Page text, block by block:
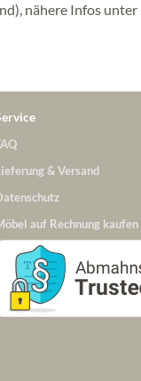
nähere Infos unter
& Versand
auf Rechnung kaufen